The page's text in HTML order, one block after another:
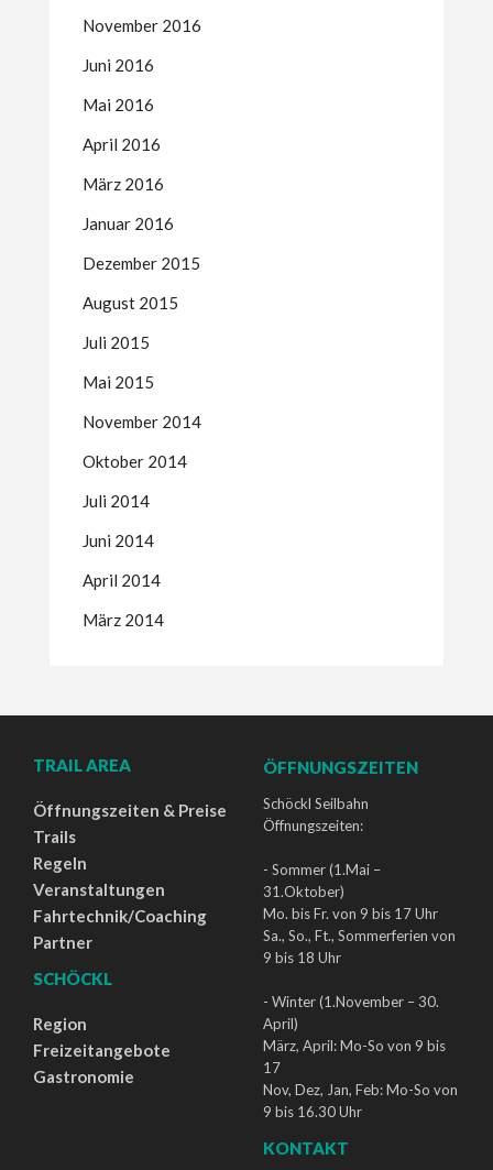
November 2016
Juni 2016
Mai 2016
April 2016
März 2016
Januar 2016
Dezember 2015
August 2015
Juli 2015
Mai 2015
November 2014
Oktober 2014
Juli 2014
Juni 2014
April 2014
März 2014
TRAIL AREA
Öffnungszeiten & Preise
Trails
Regeln
Veranstaltungen
Fahrtechnik/Coaching
Partner
SCHÖCKL
Region
Freizeitangebote
Gastronomie
ÖFFNUNGSZEITEN
Schöckl Seilbahn
Öffnungszeiten:
- Sommer (1.Mai –
31.Oktober)
Mo. bis Fr. von 9 bis 17 Uhr
Sa., So., Ft., Sommerferien von
9 bis 18 Uhr
- Winter (1.November – 30.
April)
März, April: Mo-So von 9 bis
17
Nov, Dez, Jan, Feb: Mo-So von
9 bis 16.30 Uhr
KONTAKT